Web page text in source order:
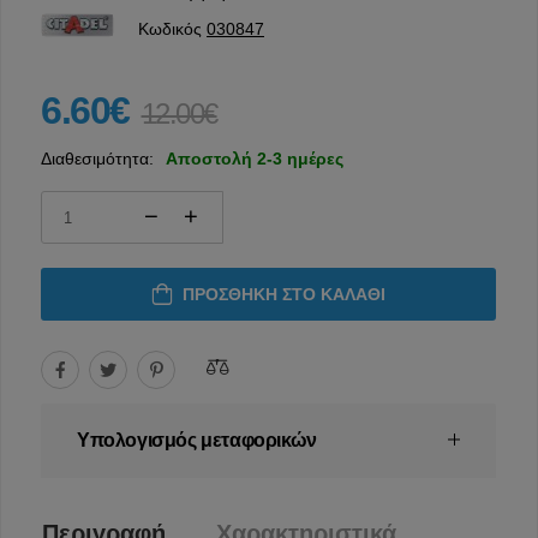
Κωδικός 030847
6.60€ 12.00€
Διαθεσιμότητα: Αποστολή 2-3 ημέρες
ΠΡΟΣΘΉΚΗ ΣΤΟ ΚΑΛΆΘΙ
Υπολογισμός μεταφορικών